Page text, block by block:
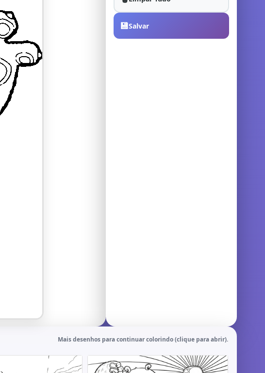
💾Salvar
Mais desenhos para continuar colorindo (clique para abrir).